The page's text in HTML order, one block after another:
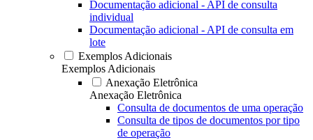
Documentação adicional - API de consulta
individual
Documentação adicional - API de consulta em
lote
Exemplos Adicionais
Exemplos Adicionais
Anexação Eletrônica
Anexação Eletrônica
Consulta de documentos de uma operação
Consulta de tipos de documentos por tipo
de operação